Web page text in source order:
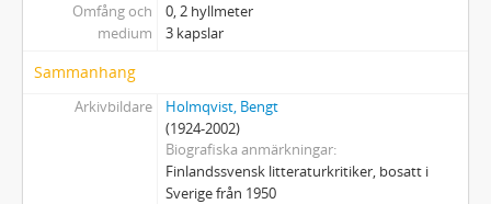
Omfång och
medium
0, 2 hyllmeter
3 kapslar
Sammanhang
Arkivbildare
Holmqvist, Bengt
(1924-2002)
Biografiska anmärkningar
Finlandssvensk litteraturkritiker, bosatt i
Sverige från 1950